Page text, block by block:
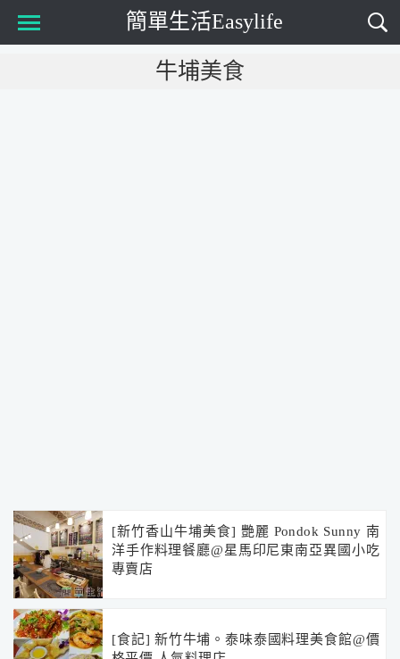
簡單生活Easylife
牛埔美食
[新竹香山牛埔美食] 艷麗 Pondok Sunny 南
洋手作料理餐廳@星馬印尼東南亞異國小吃
專賣店
[食記] 新竹牛埔。泰味泰國料理美食館@價